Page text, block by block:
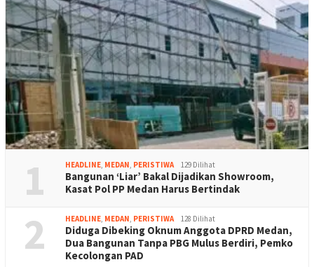
1 HEADLINE, MEDAN, PERISTIWA 129 Dilihat
Bangunan ‘Liar’ Bakal Dijadikan Showroom,
Kasat Pol PP Medan Harus Bertindak
2 HEADLINE, MEDAN, PERISTIWA 128 Dilihat
Diduga Dibeking Oknum Anggota DPRD Medan,
Dua Bangunan Tanpa PBG Mulus Berdiri, Pemko
Kecolongan PAD